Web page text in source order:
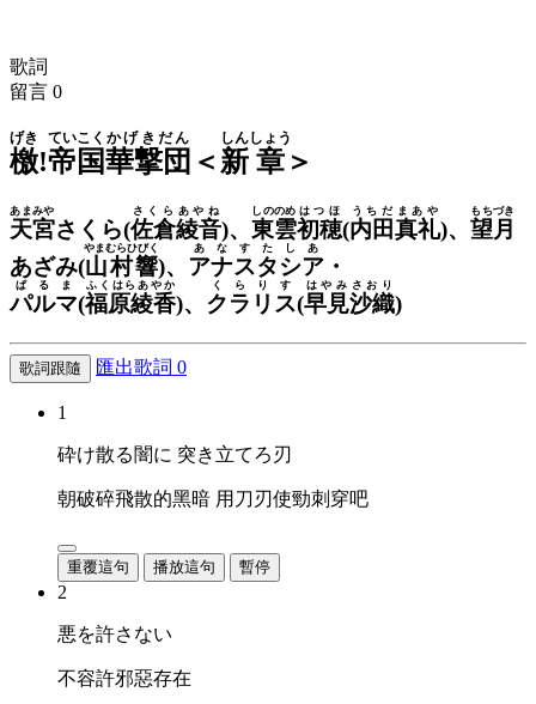
歌詞
留言 0
檄
げき
!帝国
ていこく
華撃団
かげきだん
＜ 新
しん
章
しょう
＞
天宮
あまみや
さくら(佐倉綾音
さくらあやね
)、 東雲
しののめ
初穂
はつほ
(内田真礼
うちだまあや
)、 望月
もちづき
あざみ(山村響
やまむらひびく
)、 アナスタシア
あなすたしあ
・
パルマ
ぱるま
(福原綾香
ふくはらあやか
)、 クラリス
くらりす
(早見沙織
はやみさおり
)
歌詞跟隨 匯出歌詞 0
1
砕け散る闇に 突き立てろ刃
朝破碎飛散的黑暗 用刀刃使勁刺穿吧
重覆這句 播放這句 暫停
2
悪を許さない
不容許邪惡存在